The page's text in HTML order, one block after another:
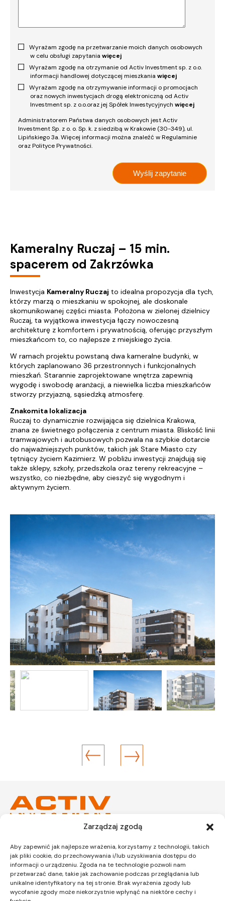
Zarządzaj zgodą
Aby zapewnić jak najlepsze wrażenia, korzystamy z technologii, takich
jak pliki cookie, do przechowywania i/lub uzyskiwania dostępu do
informacji o urządzeniu. Zgoda na te technologie pozwoli nam
przetwarzać dane, takie jak zachowanie podczas przeglądania lub
unikalne identyfikatory na tej stronie. Brak wyrażenia zgody lub
wycofanie zgody może niekorzystnie wpłynąć na niektóre cechy i
Wyrażam zgodę na przetwarzanie moich danych osobowych
w celu obsługi zapytaniawięcej
Wyrażam zgodę na otrzymanie od Activ Investment sp. z o.o.
informacji handlowej dotyczącej mieszkaniawięcej
Wyrażam zgodę na otrzymywanie informacji o promocjach
oraz nowych inwestycjach drogą elektroniczną od Activ
Investment sp. z o.o.oraz jej Spółek Inwestycyjnychwięcej
Administratorem Państwa danych osobowych jest Activ
Investment Sp. z o. o. Sp. k. z siedzibą w Krakowie (30-349), ul.
Lipińskiego 3a. Więcej informacji można znaleźć w Regulaminie
oraz Polityce Prywatności.
Kameralny Ruczaj – 15 min.
spacerem od Zakrzówka
Inwestycja Kameralny Ruczaj to idealna propozycja dla tych,
którzy marzą o mieszkaniu w spokojnej, ale doskonale
skomunikowanej części miasta. Położona w zielonej dzielnicy
Ruczaj, ta wyjątkowa inwestycja łączy nowoczesną
architekturę z komfortem i prywatnością, oferując przyszłym
mieszkańcom to, co najlepsze z miejskiego życia.
W ramach projektu powstaną dwa kameralne budynki, w
których zaplanowano 36 przestronnych i funkcjonalnych
mieszkań. Starannie zaprojektowane wnętrza zapewnią
wygodę i swobodę aranżacji, a niewielka liczba mieszkańców
stworzy przyjazną, sąsiedzką atmosferę.
Znakomita lokalizacja
Ruczaj to dynamicznie rozwijająca się dzielnica Krakowa,
znana ze świetnego połączenia z centrum miasta. Bliskość linii
tramwajowych i autobusowych pozwala na szybkie dotarcie
do najważniejszych punktów, takich jak Stare Miasto czy
tętniący życiem Kazimierz. W pobliżu inwestycji znajdują się
także sklepy, szkoły, przedszkola oraz tereny rekreacyjne –
wszystko, co niezbędne, aby cieszyć się wygodnym i
aktywnym życiem.
Kraków
Siedziba
ul. Lipińskiego 3A
Kraków
Dział sprzedaży
ul. Lipińskiego 3A